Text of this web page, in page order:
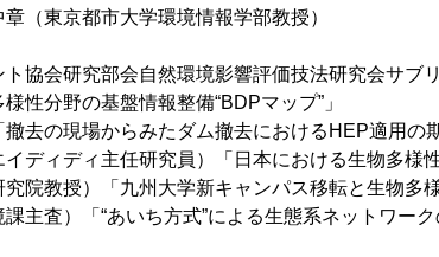
東京都市大学環境情報学部教授）
会研究部会自然環境影響評価技法研究会サブ
性分野の基盤情報整備“BDPマップ”」
の現場からみたダム撤去におけるHEP適用の期
ィディ主任研究員）「日本における生物多様性
教授）「九州大学新キャンパス移転と生物多
査）「“あいち方式”による生態系ネットワーク